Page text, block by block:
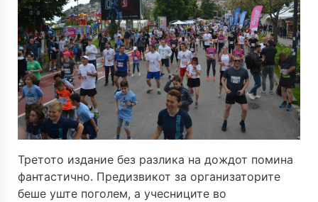
Третото издание без разлика на дождот помина
фантастично. Предизвикот за организаторите
беше уште поголем, а учесниците во